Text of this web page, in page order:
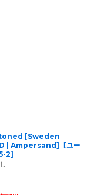
[Sweden
| Ampersand]【ユー
2]